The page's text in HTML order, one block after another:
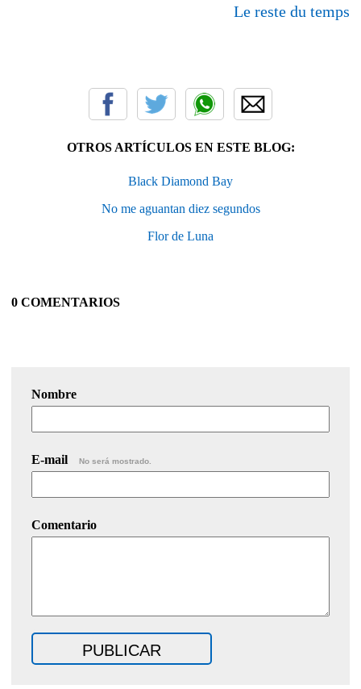
Le reste du temps
OTROS ARTÍCULOS EN ESTE BLOG:
Black Diamond Bay
No me aguantan diez segundos
Flor de Luna
0 COMENTARIOS
Nombre
E-mail No será mostrado.
Comentario